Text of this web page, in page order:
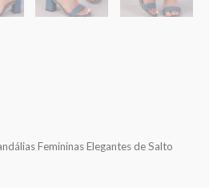
Femininas Elegantes de Salto